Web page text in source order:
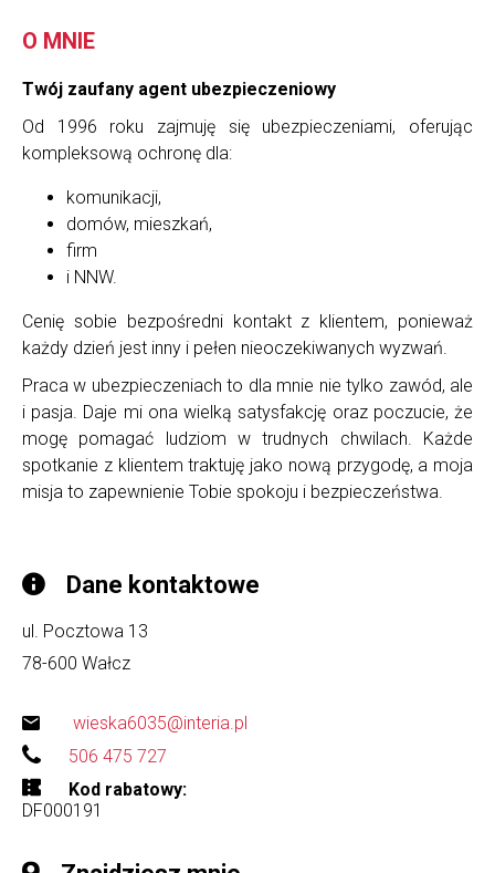
O MNIE
Twój zaufany agent ubezpieczeniowy
Od 1996 roku zajmuję się ubezpieczeniami, oferując
kompleksową ochronę dla:
komunikacji,
domów, mieszkań,
firm
i NNW.
Cenię sobie bezpośredni kontakt z klientem, ponieważ
każdy dzień jest inny i pełen nieoczekiwanych wyzwań.
Praca w ubezpieczeniach to dla mnie nie tylko zawód, ale
i pasja. Daje mi ona wielką satysfakcję oraz poczucie, że
mogę pomagać ludziom w trudnych chwilach. Każde
spotkanie z klientem traktuję jako nową przygodę, a moja
misja to zapewnienie Tobie spokoju i bezpieczeństwa.
Dane kontaktowe
ul. Pocztowa 13
78-600 Wałcz
wieska6035@interia.pl
506 475 727
Kod rabatowy
DF000191